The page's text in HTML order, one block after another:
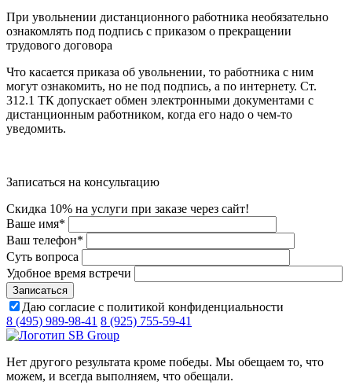
При увольнении дистанционного работника необязательно
ознакомлять под подпись с приказом о прекращении
трудового договора
Что касается приказа об увольнении, то работника с ним
могут ознакомить, но не под подпись, а по интернету. Ст.
312.1 ТК допускает обмен электронными документами с
дистанционным работником, когда его надо о чем-то
уведомить.
Записаться на консультацию
Скидка 10% на услуги при заказе через сайт!
Ваше имя*
Ваш телефон*
Суть вопроса
Удобное время встречи
Даю согласие с политикой конфиденциальности
8 (495) 989-98-41 8 (925) 755-59-41
Нет другого результата кроме победы. Мы обещаем то, что
можем, и всегда выполняем, что обещали.